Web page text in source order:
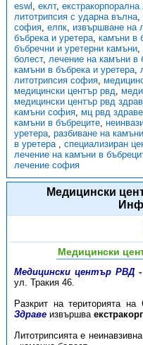
еswl , еклт, екстракорпорална
литотрипсия с ударна вълна,
софия, елпк, извършване на
бъбрека и уретера, камъни в
бъбречни и уретерни камъни,
болест, лечение на камъни в
камъни в бъбрека и уретера,
литотрипсия софия,
медицински център рвд,
медицински център рвд
камъни софия, мц рвд здраве
камъни в бъбреците,
уретера, разбиване на
в уретера , специализиран
лечение на камъни в
лечение софия
Медицински
Медицински
Медицински център РВД -
ул. Тракия 46.
Разкрит на територията
Здравеизвършва
Литотрипсията е